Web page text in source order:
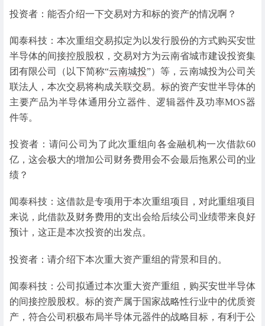
投资者：能否介绍一下交易对方和标的资产的情况啊？
闻泰科技：本次重组交易拟定为以发行股份的方式购买安世
半导体的间接控股股权，交易对方为云南省城市建设投资集
团有限公司（以下简称“云南城投”）等，云南城投为公司关
联法人，本次交易将构成关联交易。标的资产安世半导体的
主要产品为半导体通用分立器件、逻辑器件及功率MOS器
件等。
投资者：请问公司为了此次重组向各金融机构一次借款60
亿，这会极大的增加公司财务费用会不会最后拖累公司的业
绩？
闻泰科技：这借款是专项用于本次重组项目，对此重组项目
来说，此借款及财务费用的支出会给后续公司业绩带来良好
预计，这正是本次投资的出发点。
投资者：请介绍下本次重大资产重组的背景和目的。
闻泰科技：公司拟通过本次重大资产重组，购买安世半导体
的间接控股股权。标的资产属于国家战略性行业中的优质资
产，符合公司积极布局半导体元器件的战略目标，有利于公